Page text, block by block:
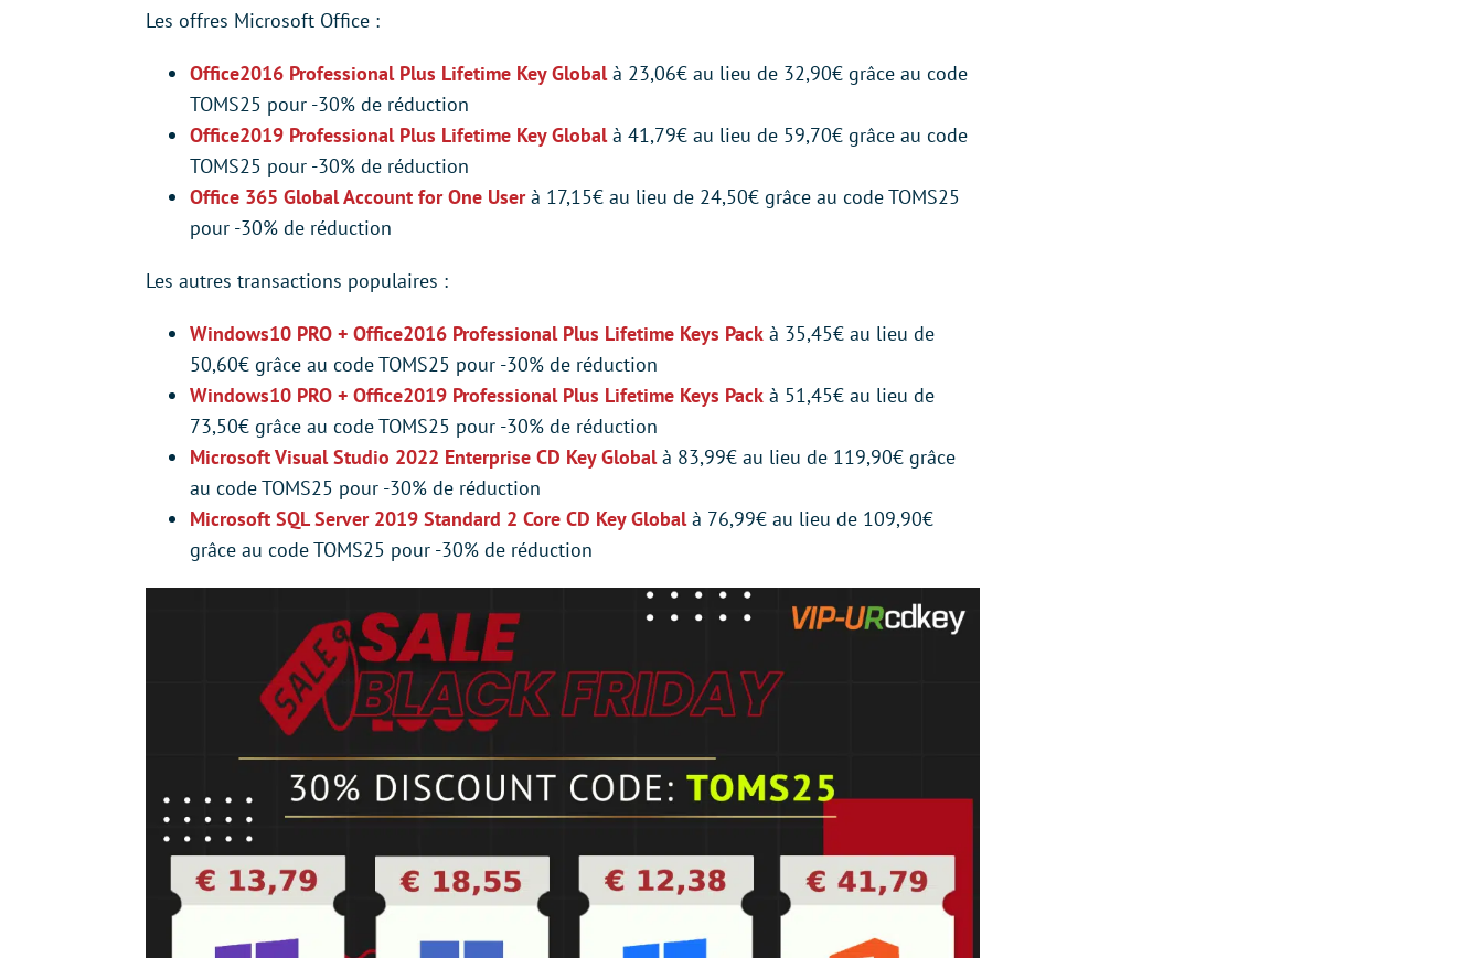
Les offres Microsoft Office :
Office2016 Professional Plus Lifetime Key Globalà 23,06€ au lieu de 32,90€ grâce au code
TOMS25 pour -30% de réduction
Office2019 Professional Plus Lifetime Key Globalà 41,79€ au lieu de 59,70€ grâce au code
TOMS25 pour -30% de réduction
Office 365 Global Account for One Userà 17,15€ au lieu de 24,50€ grâce au code TOMS25
pour -30% de réduction
Les autres transactions populaires :
Windows10 PRO + Office2016 Professional Plus Lifetime Keys Pack à 35,45€ au lieu de
50,60€ grâce au code TOMS25 pour -30% de réduction
Windows10 PRO + Office2019 Professional Plus Lifetime Keys Pack à 51,45€ au lieu de
73,50€ grâce au code TOMS25 pour -30% de réduction
Microsoft Visual Studio 2022 Enterprise CD Key Globalà 83,99€ au lieu de 119,90€ grâce
au code TOMS25 pour -30% de réduction
Microsoft SQL Server 2019 Standard 2 Core CD Key Globalà 76,99€ au lieu de 109,90€
grâce au code TOMS25 pour -30% de réduction